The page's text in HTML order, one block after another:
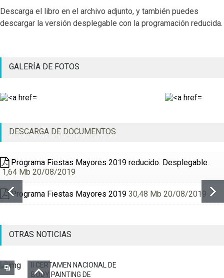
Descarga el libro en el archivo adjunto, y también puedes
descargar la versión desplegable con la programación reducida.
GALERÍA DE FOTOS
DESCARGA DE DOCUMENTOS
Programa Fiestas Mayores 2019 reducido. Desplegable.
1,64 Mb 20/08/2019
Programa Fiestas Mayores 2019 30,48 Mb 20/08/2019
OTRAS NOTICIAS
II CERTAMEN NACIONAL DE
BODY PAINTING DE